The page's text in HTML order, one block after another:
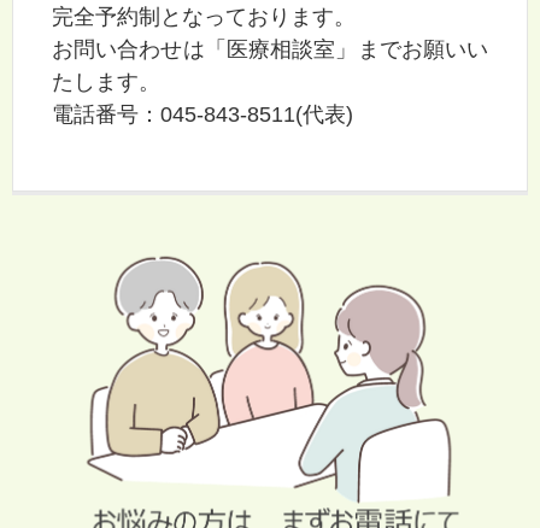
完全予約制となっております。
お問い合わせは「医療相談室」までお願いい
たします。
電話番号：045-843-8511(代表)